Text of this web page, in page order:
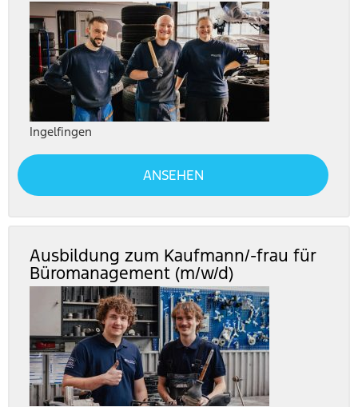
Ingelfingen
ANSEHEN
Ausbildung zum Kaufmann/-frau für
Büromanagement (m/w/d)